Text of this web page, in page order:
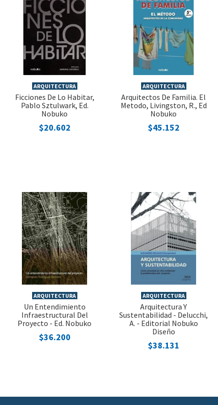
ARQUITECTURA
Ficciones De Lo Habitar,
Pablo Sztulwark, Ed.
Nobuko
$20.602
ARQUITECTURA
Arquitectos De Familia. El
Metodo, Livingston, R., Ed
Nobuko
$45.152
ARQUITECTURA
Un Entendimiento
Infraestructural Del
Proyecto - Ed. Nobuko
$36.200
ARQUITECTURA
Arquitectura Y
Sustentabilidad - Delucchi,
A. - Editorial Nobuko
Diseño
$38.131